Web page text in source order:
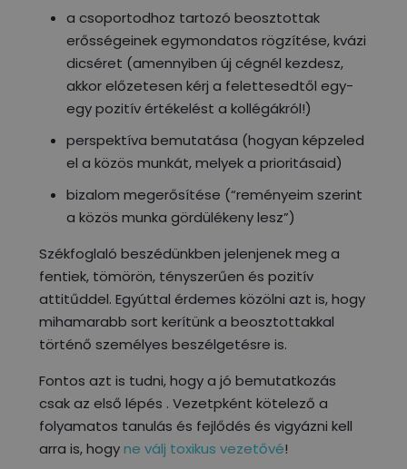
a csoportodhoz tartozó beosztottak
erősségeinek egymondatos rögzítése, kvázi
dicséret (amennyiben új cégnél kezdesz,
akkor előzetesen kérj a felettesedtől egy-
egypozitív értékelést a kollégákról!)
perspektíva bemutatása (hogyan képzeled
el a közös munkát,melyek a prioritásaid)
bizalom megerősítése (“reményeim szerint
a közös munka gördülékeny lesz”)
Székfoglaló beszédünkben jelenjenek meg a
fentiek, tömörön, tényszerűen és pozitív
attitűddel. Egyúttal érdemes közölni azt is, hogy
mihamarabb sort kerítünk a beosztottakkal
történő személyes beszélgetésre is.
Fontos azt is tudni, hogy a jó bemutatkozás
csak az első lépés . Vezetpként kötelező a
folyamatos tanulás és fejlődés és vigyázni kell
arra is, hogyne válj toxikus vezetővé!